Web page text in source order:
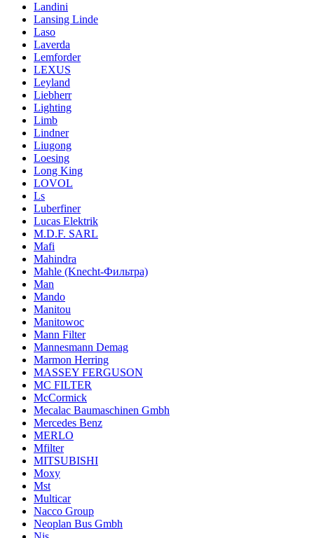
Landini
Lansing Linde
Laso
Laverda
Lemforder
LEXUS
Leyland
Liebherr
Lighting
Limb
Lindner
Liugong
Loesing
Long King
LOVOL
Ls
Luberfiner
Lucas Elektrik
M.D.F. SARL
Mafi
Mahindra
Mahle (Knecht-Фильтра)
Man
Mando
Manitou
Manitowoc
Mann Filter
Mannesmann Demag
Marmon Herring
MASSEY FERGUSON
MC FILTER
McCormick
Mecalac Baumaschinen Gmbh
Mercedes Benz
MERLO
Mfilter
MITSUBISHI
Moxy
Mst
Multicar
Nacco Group
Neoplan Bus Gmbh